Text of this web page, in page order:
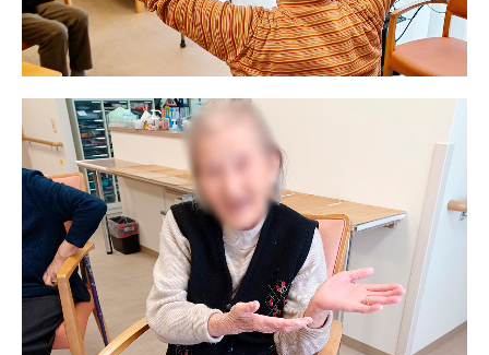
有料老人ホームとは
認知症のおはなし
小規模多機能型居宅介護とは
お問い合わせフォーム
お気に入り 資料請求
ご入居までの流れ
介護保険の仕組み
FAQ